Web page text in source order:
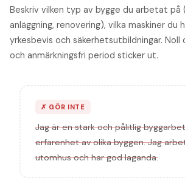
Beskriv vilken typ av bygge du arbetat på
anläggning, renovering), vilka maskiner du
yrkesbevis och säkerhetsutbildningar.
och anmärkningsfri period sticker ut.
✗ GÖR INTE
Jag är en stark och pålitlig
erfarenhet av olika byggen. Jag
utomhus och har god laganda.